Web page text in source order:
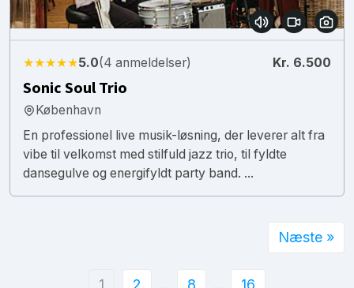
★★★★★5.0(4 anmeldelser) Kr. 6.500
Sonic Soul Trio
København
En professionel live musik-løsning, der leverer alt fra
vibe til velkomst med stilfuld jazz trio, til fyldte
dansegulve og energifyldt party band. ...
1 2 … 8 … 16
Næste »